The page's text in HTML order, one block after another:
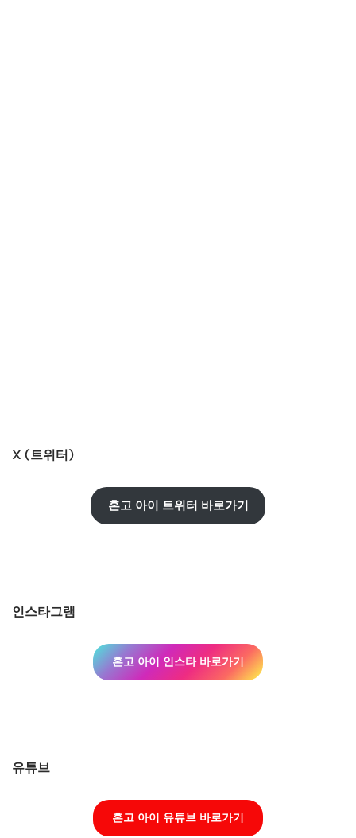
X (트위터)
혼고 아이 트위터 바로가기
인스타그램
혼고 아이 인스타 바로가기
유튜브
혼고 아이 유튜브 바로가기